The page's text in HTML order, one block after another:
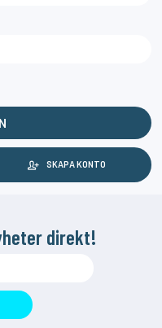
SKAPA KONTO
direkt!